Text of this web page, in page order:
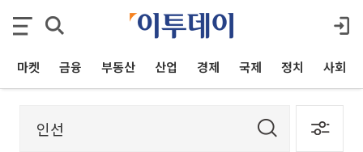
마켓 금융 부동산 산업 경제 국제 정치 사회